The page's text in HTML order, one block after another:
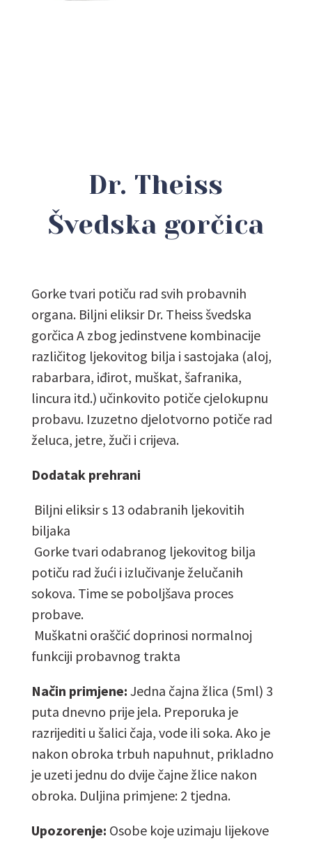
Dr. Theiss
Švedska gorčica
Gorke tvari potiču rad svih probavnih
organa. Biljni eliksir Dr. Theiss švedska
gorčica A zbog jedinstvene kombinacije
različitog ljekovitog bilja i sastojaka (aloj,
rabarbara, iđirot, muškat, šafranika,
lincura itd.) učinkovito potiče cjelokupnu
probavu. Izuzetno djelotvorno potiče rad
želuca, jetre, žuči i crijeva.
Dodatak prehrani
Biljni eliksir s 13 odabranih ljekovitih
biljaka
Gorke tvari odabranog ljekovitog bilja
potiču rad žući i izlučivanje želučanih
sokova. Time se poboljšava proces
probave.
Muškatni oraščić doprinosi normalnoj
funkciji probavnog trakta
Način primjene: Jedna čajna žlica (5ml) 3
puta dnevno prije jela. Preporuka je
razrijediti u šalici čaja, vode ili soka. Ako je
nakon obroka trbuh napuhnut, prikladno
je uzeti jednu do dvije čajne žlice nakon
obroka. Duljina primjene: 2 tjedna.
Upozorenje: Osobe koje uzimaju lijekove